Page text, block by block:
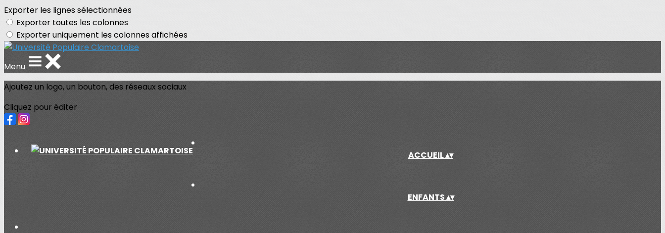
Exporter les lignes sélectionnées
Exporter toutes les colonnes
Exporter uniquement les colonnes affichées
Menu
Ajoutez un logo, un bouton, des réseaux sociaux
Cliquez pour éditer
ACCUEIL▴▾
ENFANTS▴▾